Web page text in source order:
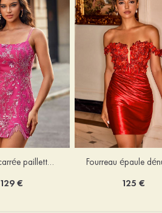
Fourreau carrée paillettes courte/mini robe de fête de la rentrée
129 € 125 €